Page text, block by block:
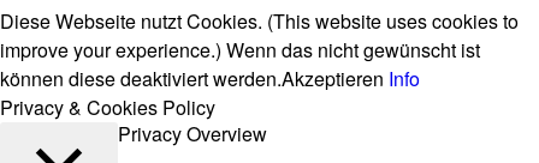
Diese Webseite nutzt Cookies. (This website uses cookies to
improve your experience.) Wenn das nicht gewünscht ist
können diese deaktiviert werden.Akzeptieren Info
Privacy & Cookies Policy
Privacy Overview